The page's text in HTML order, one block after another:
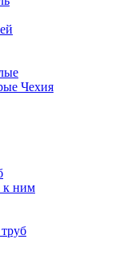
Чехия
к ним